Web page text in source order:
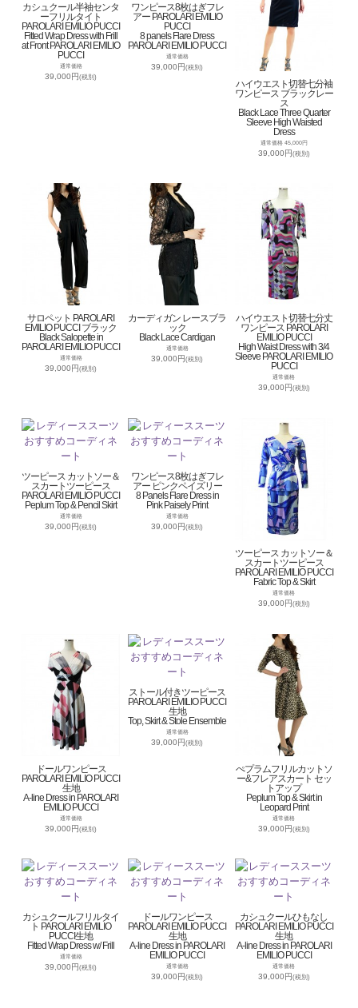
カシュクール半袖センタ
ーフリルタイト
PAROLARI EMILIO PUCCI
Fitted Wrap Dress with Frill
at Front PAROLARI EMILIO
PUCCI
通常価格
39,000円(税別)
ワンピース8枚はぎフレ
アー PAROLARI EMILIO
PUCCI
8 panels Flare Dress
PAROLARI EMILIO PUCCI
通常価格
39,000円(税別)
ハイウエスト切替七分袖
ワンピース ブラックレー
ス
Black Lace Three Quarter
Sleeve High Waisted
Dress
通常価格 45,000円
39,000円(税別)
サロペット PAROLARI
EMILIO PUCCI ブラック
Black Salopette in
PAROLARI EMILIO PUCCI
通常価格
39,000円(税別)
カーディガン レースブラ
ック
Black Lace Cardigan
通常価格
39,000円(税別)
ハイウエスト切替七分丈
ワンピース PAROLARI
EMILIO PUCCI
High Waist Dress with 3/4
Sleeve PAROLARI EMILIO
PUCCI
通常価格
39,000円(税別)
ツーピース カットソー＆
スカートツーピース
PAROLARI EMILIO PUCCI
Peplum Top & Pencil Skirt
通常価格
39,000円(税別)
ワンピース8枚はぎフレ
アー ピンクペイズリー
8 Panels Flare Dress in
Pink Paisely Print
通常価格
39,000円(税別)
ツーピース カットソー＆
スカートツーピース
PAROLARI EMILIO PUCCI
Fabric Top & Skirt
通常価格
39,000円(税別)
ドールワンピース
PAROLARI EMILIO PUCCI
生地
A-line Dress in PAROLARI
EMILIO PUCCI
通常価格
39,000円(税別)
ストール付きツーピース
PAROLARI EMILIO PUCCI
生地
Top, Skirt & Stole Ensemble
通常価格
39,000円(税別)
ぺプラムフリルカットソ
ー&フレアスカート セッ
トアップ
Peplum Top & Skirt in
Leopard Print
通常価格
39,000円(税別)
カシュクールフリルタイ
ト PAROLARI EMILIO
PUCCI生地
Fitted Wrap Dress w/ Frill
通常価格
39,000円(税別)
ドールワンピース
PAROLARI EMILIO PUCCI
生地
A-line Dress in PAROLARI
EMILIO PUCCI
通常価格
39,000円(税別)
カシュクールひもなし
PAROLARI EMILIO PUCCI
生地
A-line Dress in PAROLARI
EMILIO PUCCI
通常価格
39,000円(税別)